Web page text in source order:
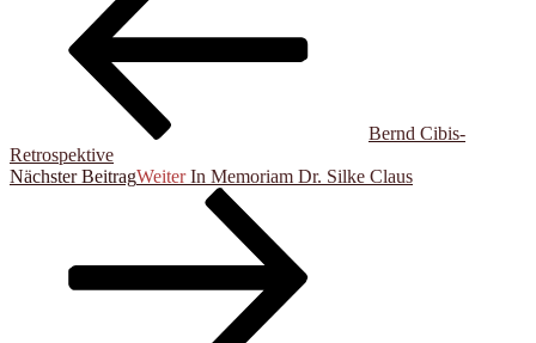
Bernd Cibis-
Retrospektive
Nächster BeitragWeiter In Memoriam Dr. Silke Claus